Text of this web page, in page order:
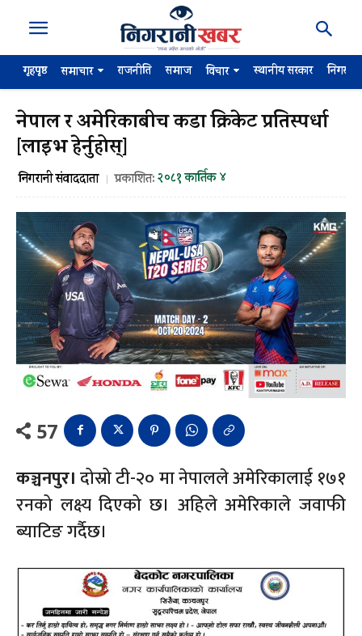
गृहपृष्ठ समाचार राजनीति समाज विचार स्थानीय सरकार
नेपाल र अमेरिकाबीच कडा क्रिकेट प्रतिस्पर्धा
[लाइभ हेर्नुहोस्]
निगरानी संवाददाता प्रकाशित:२०८१ कार्तिक ४
57
कञ्चनपुर।दोस्रो टी-२० मा नेपालले अमेरिकालाई १७१
रनको लक्ष्य दिएको छ। अहिले अमेरिकाले जवाफी
ब्याटिङ गर्दैछ।